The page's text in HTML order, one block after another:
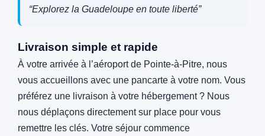
“Explorez la Guadeloupe en toute liberté”
Livraison simple et rapide
À votre arrivée à l’aéroport de Pointe‑à‑Pitre, nous
vous accueillons avec une pancarte à votre nom. Vous
préférez une livraison à votre hébergement ? Nous
nous déplaçons directement sur place pour vous
remettre les clés. Votre séjour commence